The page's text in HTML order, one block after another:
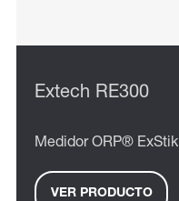
Extech RE300
Medidor ORP® ExStik
VER PRODUCTO